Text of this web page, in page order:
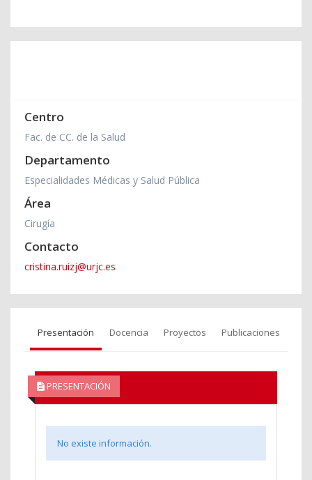
Centro
Fac. de CC. de la Salud
Departamento
Especialidades Médicas y Salud Pública
Área
Cirugía
Contacto
cristina.ruizj@urjc.es
Presentación Docencia Proyectos Publicaciones
PRESENTACIÓN
No existe información.